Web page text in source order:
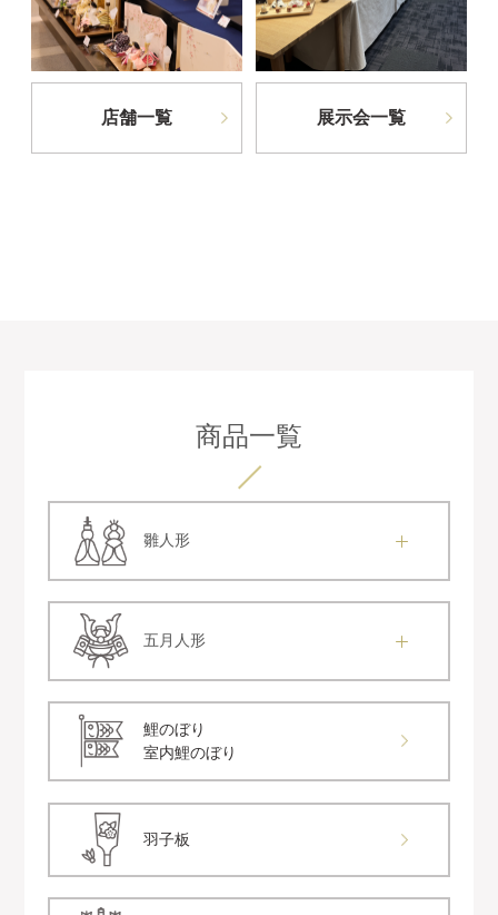
店舗一覧 展示会一覧
商品一覧
雛人形
五月人形
鯉のぼり
室内鯉のぼり
羽子板